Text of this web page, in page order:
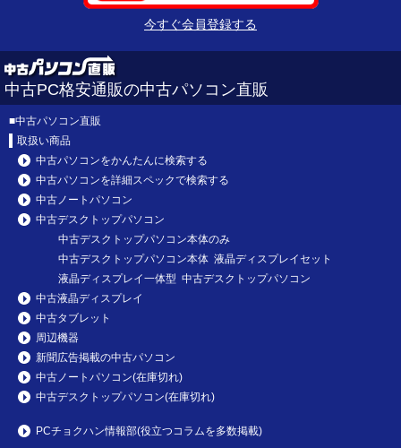
今すぐ会員登録する
中古PC格安通販の中古パソコン直販
■中古パソコン直販
取扱い商品
中古パソコンをかんたんに検索する
中古パソコンを詳細スペックで検索する
中古ノートパソコン
中古デスクトップパソコン
中古デスクトップパソコン本体のみ
中古デスクトップパソコン本体 液晶ディスプレイセット
液晶ディスプレイ一体型 中古デスクトップパソコン
中古液晶ディスプレイ
中古タブレット
周辺機器
新聞広告掲載の中古パソコン
中古ノートパソコン(在庫切れ)
中古デスクトップパソコン(在庫切れ)
PCチョクハン情報部(役立つコラムを多数掲載)